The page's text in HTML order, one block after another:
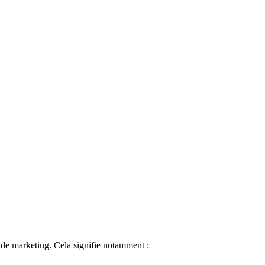
marketing. Cela signifie notamment :